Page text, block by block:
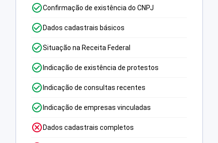
Confirmação de existência do CNPJ
Dados cadastrais básicos
Situação na Receita Federal
Indicação de existência de protestos
Indicação de consultas recentes
Indicação de empresas vinculadas
Dados cadastrais completos